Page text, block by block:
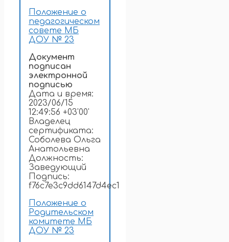
Положение о
педагогическом
совете МБ
ДОУ № 23
Документ
подписан
электронной
подписью
Дата и время:
2023/06/15
12:49:56 +03'00'
Владелец
сертификата:
Соболева Ольга
Анатольевна
Должность:
Заведующий
Подпись:
f76c7e3c9dd6147d4ec1
Положение о
Родительском
комитете МБ
ДОУ № 23